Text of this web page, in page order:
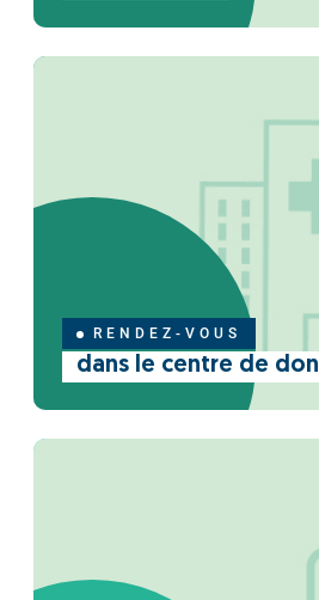
RENDEZ-VOUS
dans le centre de don